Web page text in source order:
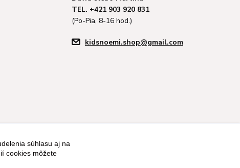
TEL. +421 903 920 831
(Po-Pia, 8-16 hod.)
kidsnoemi.shop@gmail.com
súhlasu aj na
cookies môžete